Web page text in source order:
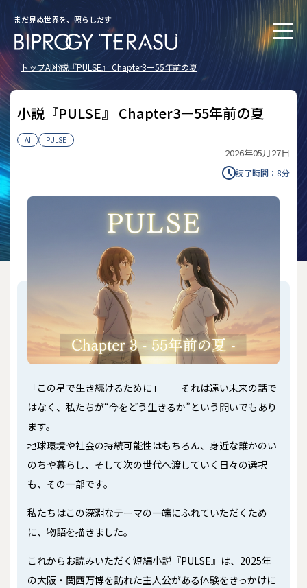
まだ見ぬ世界を、照らしだす
トップAI小説『PULSE』 Chapter3ー55年前の夏
小説『PULSE』 Chapter3ー55年前の夏
AI PULSE
2026年05月27日
読了時間： 8分
「この星で生き続けるために」——それは遠い未来の話で
はなく、私たちが“今をどう生きるか”という問いでもあり
ます。
地球環境や社会の持続可能性はもちろん、身近な誰かのい
のちや暮らし、そして次の世代へ渡していく日々の選択
も、その一部です。
私たちはこの深淵なテーマの一端にふれていただくため
に、物語を描きました。
これからお読みいただく短編小説『PULSE』は、2025年
の大阪・関西万博を訪れた主人公がある体験をきっかけに